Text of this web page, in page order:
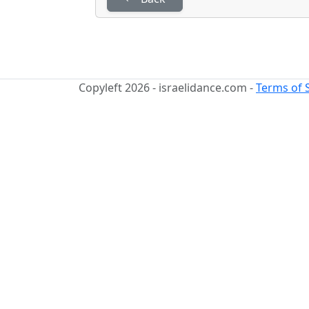
Copyleft 2026 - israelidance.com -Terms of